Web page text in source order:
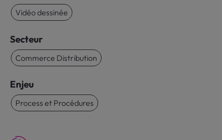
Vidéo dessinée
Secteur
Commerce Distribution
Enjeu
Process et Procédures